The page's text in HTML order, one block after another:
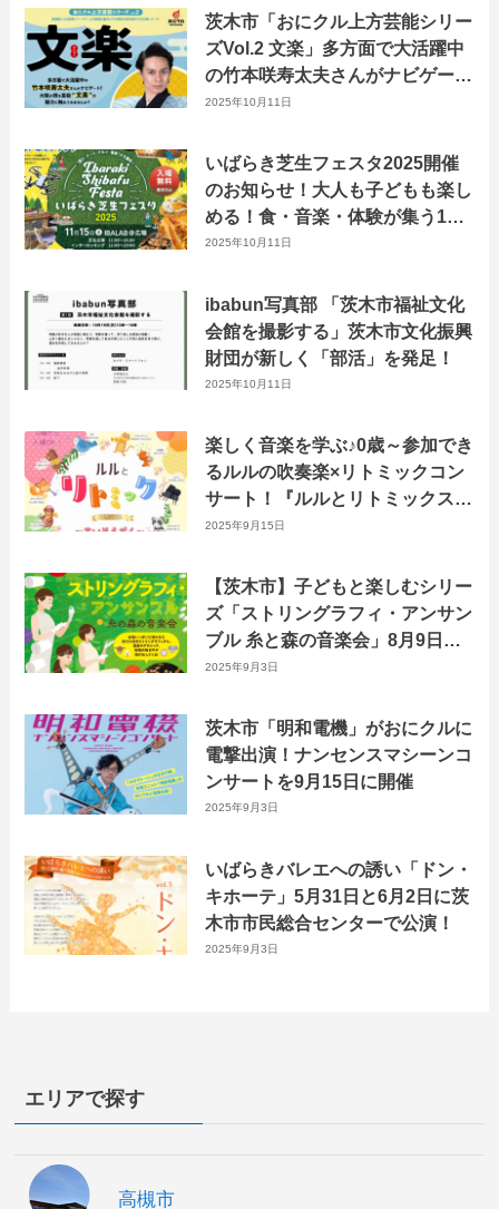
茨木市「おにクル上方芸能シリー
ズVol.2 文楽」多方面で大活躍中
の竹本咲寿太夫さんがナビゲー
ト！
2025年10月11日
いばらき芝生フェスタ2025開催
のお知らせ！大人も子どもも楽し
める！食・音楽・体験が集う1日
限りの特別イベント
2025年10月11日
ibabun写真部 「茨木市福祉文化
会館を撮影する」茨木市文化振興
財団が新しく「部活」を発足！
2025年10月11日
楽しく音楽を学ぶ♪0歳～参加でき
るルルの吹奏楽×リトミックコン
サート！『ルルとリトミックスペ
シャル〜すいそうがく〜』10月
2025年9月15日
【茨木市】子どもと楽しむシリー
ズ「ストリングラフィ・アンサン
ブル 糸と森の音楽会」8月9日に
おにクルで開催！
2025年9月3日
茨木市「明和電機」がおにクルに
電撃出演！ナンセンスマシーンコ
ンサートを9月15日に開催
2025年9月3日
いばらきバレエへの誘い「ドン・
キホーテ」5月31日と6月2日に茨
木市市民総合センターで公演！
2025年9月3日
エリアで探す
高槻市